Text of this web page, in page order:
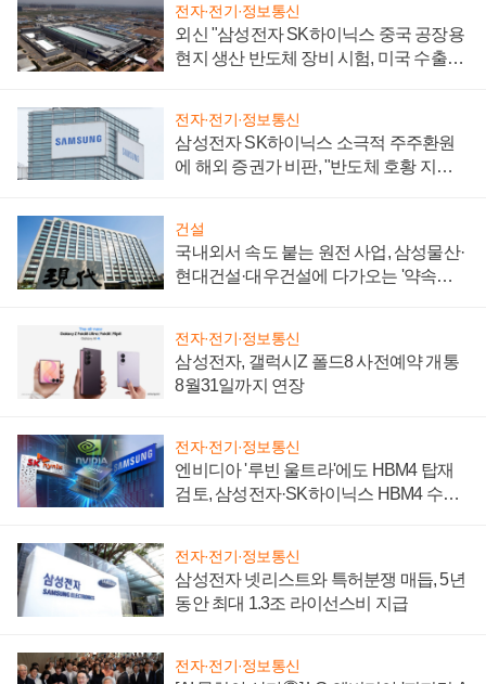
전자·전기·정보통신
외신 "삼성전자 SK하이닉스 중국 공장용
현지 생산 반도체 장비 시험, 미국 수출통
전자·전기·정보통신
삼성전자 SK하이닉스 소극적 주주환원
에 해외 증권가 비판, "반도체 호황 지속
건설
국내외서 속도 붙는 원전 사업, 삼성물산·
현대건설·대우건설에 다가오는 '약속의
전자·전기·정보통신
삼성전자, 갤럭시Z 폴드8 사전예약 개통
8월31일까지 연장
전자·전기·정보통신
엔비디아 '루빈 울트라'에도 HBM4 탑재
검토, 삼성전자·SK하이닉스 HBM4 수율
전자·전기·정보통신
삼성전자 넷리스트와 특허분쟁 매듭, 5년
동안 최대 1.3조 라이선스비 지급
전자·전기·정보통신